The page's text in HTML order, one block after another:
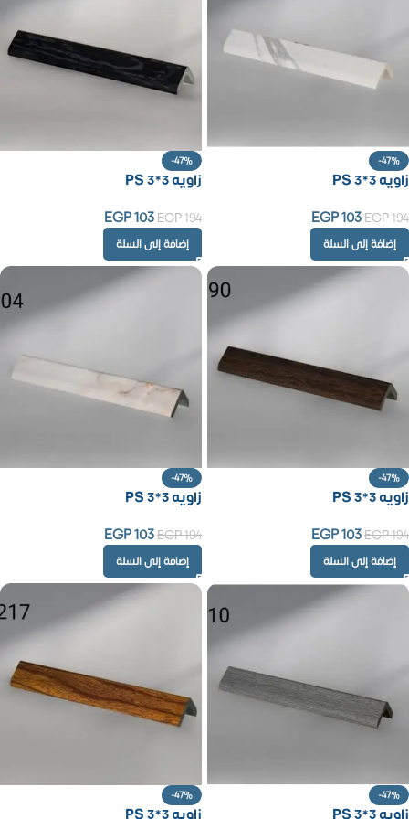
-47%
زاويه PS 3*3
EGP194
EGP103
إضافة إلى السلة
-47%
زاويه PS 3*3
EGP194
EGP103
إضافة إلى السلة
-47%
زاويه PS 3*3
EGP194
EGP103
إضافة إلى السلة
-47%
زاويه PS 3*3
EGP194
EGP103
إضافة إلى السلة
-47%
-47%